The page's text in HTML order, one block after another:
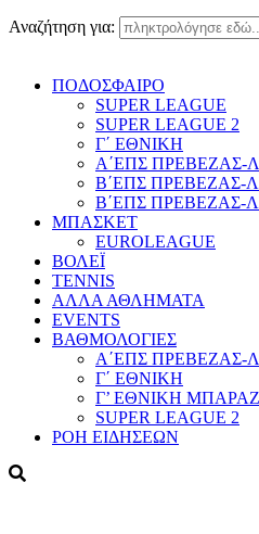
Αναζήτηση για:
ΠΟΔΟΣΦΑΙΡΟ
SUPER LEAGUE
SUPER LEAGUE 2
Γ΄ ΕΘΝΙΚΗ
Α΄ΕΠΣ ΠΡΕΒΕΖΑΣ-
Β΄ΕΠΣ ΠΡΕΒΕΖΑΣ-
Β΄ΕΠΣ ΠΡΕΒΕΖΑΣ-
ΜΠΑΣΚΕΤ
EUROLEAGUE
ΒΟΛΕΪ
TENNIS
ΑΛΛΑ ΑΘΛΗΜΑΤΑ
EVENTS
ΒΑΘΜΟΛΟΓΙΕΣ
Α΄ΕΠΣ ΠΡΕΒΕΖΑΣ-
Γ΄ ΕΘΝΙΚΗ
Γ’ ΕΘΝΙΚΗ
SUPER LEAGUE 2
ΡΟΗ ΕΙΔΗΣΕΩΝ